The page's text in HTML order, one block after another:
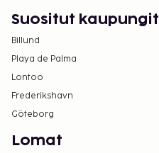
Suositut kaupungit
Billund
Playa de Palma
Lontoo
Frederikshavn
Göteborg
Lomat